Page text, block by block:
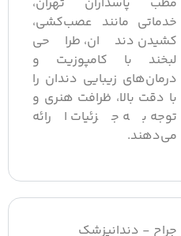
مانند عصب‌کشی،
دندان، طراحی
با کامپوزیت و
زیبایی دندان را
دقت بالا، ظرافت هنری و
به جزئیات ارائه
- دندانپزشک